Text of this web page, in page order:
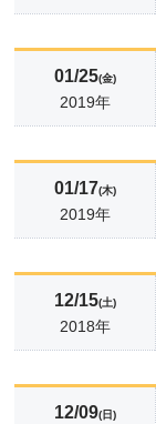
01/25(金)
2019年
01/17(木)
2019年
12/15(土)
2018年
12/09(日)